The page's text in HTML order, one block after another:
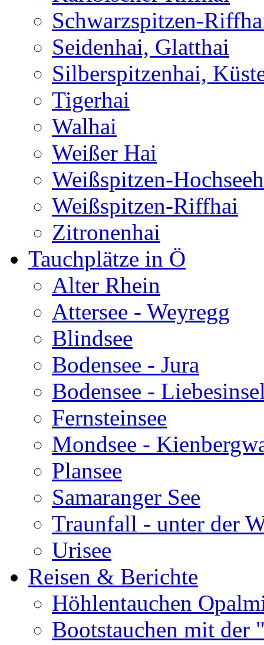
Schwarzspitzen-
Seidenhai, Glatthai
Silberspitzenhai,
Tigerhai
Walhai
Weißer Hai
Weißspitzen-
Weißspitzen-Riffhai
Zitronenhai
Tauchplätze in Ö
Alter Rhein
Attersee - Weyregg
Blindsee
Bodensee - Jura
Bodensee -
Fernsteinsee
Mondsee -
Plansee
Samaranger See
Traunfall - unter der
Urisee
Reisen & Berichte
Höhlentauchen
Bootstauchen mit